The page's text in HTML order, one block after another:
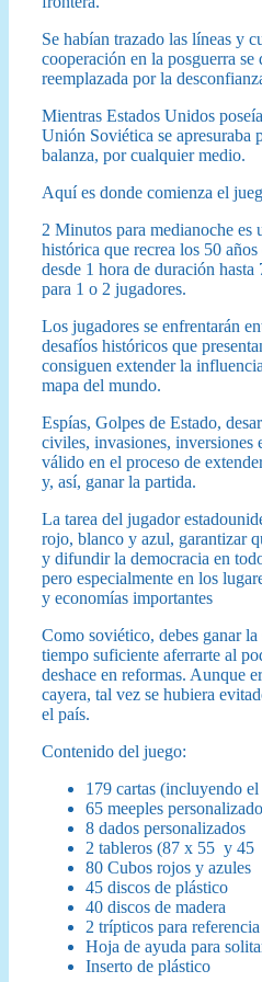
Se habían trazado las líneas y
cooperación en la posguerra se
reemplazada por la
Mientras Estados Unidos
Unión Soviética se apresuraba
balanza, por cualquier medio.
Aquí es donde comienza el
2 Minutos para medianoche es
histórica que recrea los 50
desde 1 hora de duración hasta
para 1 o 2 jugadores.
Los jugadores se enfrentarán
desafíos históricos que
consiguen extender la
mapa del mundo.
Espías, Golpes de Estado,
civiles, invasiones, inversiones
válido en el proceso de
y, así, ganar la partida.
La tarea del jugador
rojo, blanco y azul, garantizar
y difundir la democracia en
pero especialmente en los
y economías importantes
Como soviético, debes ganar
tiempo suficiente aferrarte al
deshace en reformas. Aunque
cayera, tal vez se hubiera
el país.
Contenido del juego:
179 cartas (incluyendo
65 meeples
8 dados personalizados
2 tableros (87 x 55 y 45
80 Cubos rojos y azules
45 discos de plástico
40 discos de madera
2 trípticos para
Hoja de ayuda para
Inserto de plástico